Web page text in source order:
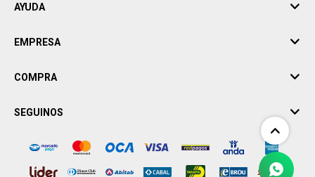
AYUDA
EMPRESA
COMPRA
SEGUINOS